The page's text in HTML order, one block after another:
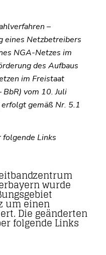
–
eines Netzbetreibers
NGA-Netzes im
des Aufbaus
im Freistaat
vom 10. Juli
gemäß Nr. 5.1
Links
wurde
um einen
Die geänderten
folgende Links